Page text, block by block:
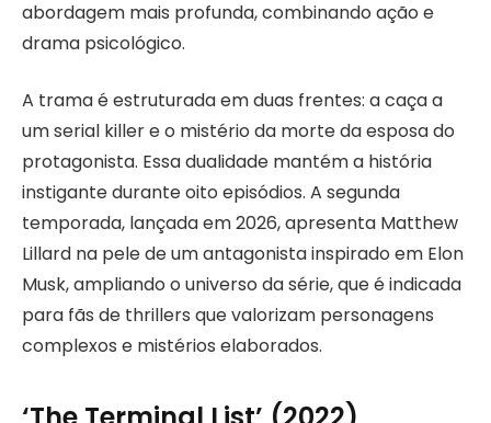
abordagem mais profunda, combinando ação e
drama psicológico.
A trama é estruturada em duas frentes: a caça a
um serial killer e o mistério da morte da esposa do
protagonista. Essa dualidade mantém a história
instigante durante oito episódios. A segunda
temporada, lançada em 2026, apresenta Matthew
Lillard na pele de um antagonista inspirado em Elon
Musk, ampliando o universo da série, que é indicada
para fãs de thrillers que valorizam personagens
complexos e mistérios elaborados.